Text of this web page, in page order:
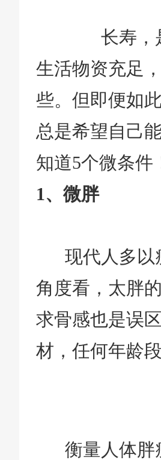
长寿，
生活物资充足
些。但即便如
总是希望自己
知道5个微条件
1、 微胖
现代人多以
角度看，太胖
求骨感也是误
材，任何年龄
衡量人体